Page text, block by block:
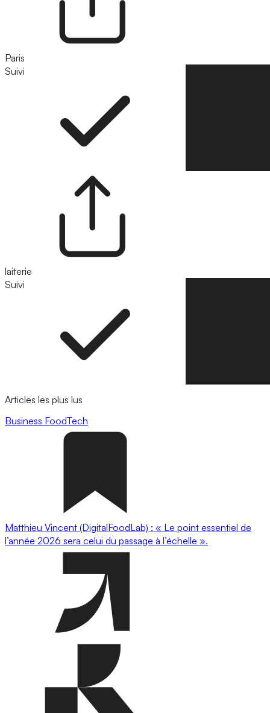
Paris
Suivi
laiterie
Suivi
Articles les plus lus
Business FoodTech
Matthieu Vincent (DigitalFoodLab) : « Le point essentiel de
l’année 2026 sera celui du passage à l’échelle ».